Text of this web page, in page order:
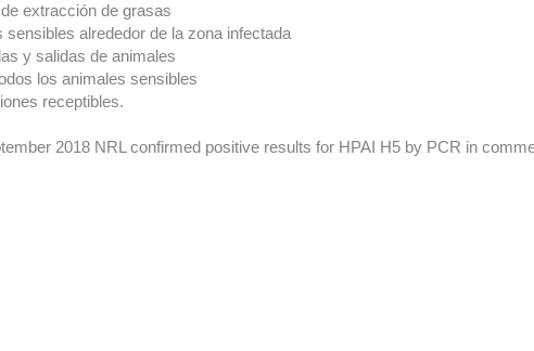
extracción de grasas
alrededor de la zona infectada
y salidas de animales
los animales sensibles
receptibles.
2018 NRL confirmed positive results for HPAI H5 by PCR in